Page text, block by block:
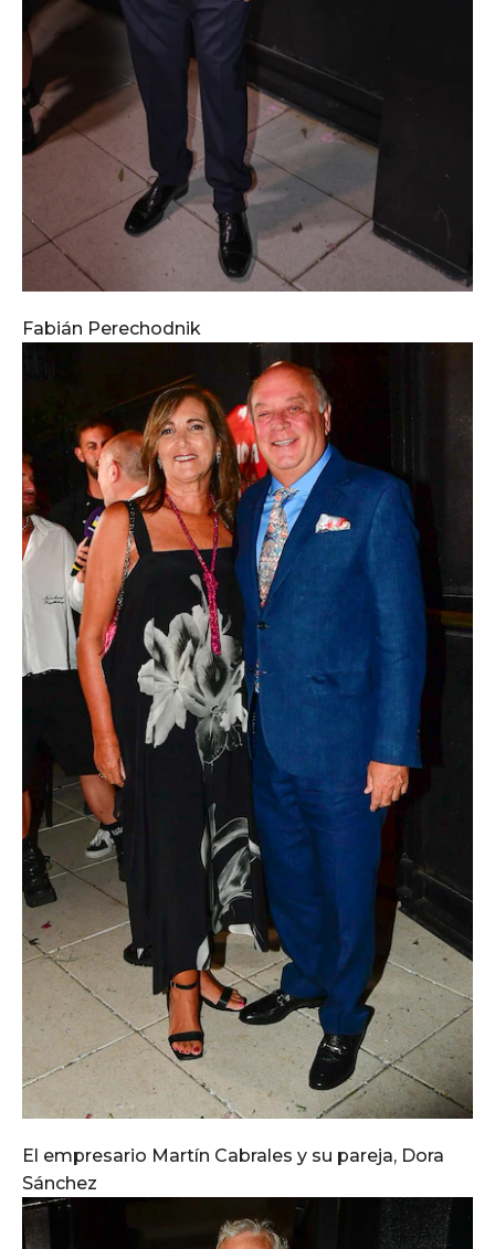
Fabián Perechodnik
El empresario Martín Cabrales y su pareja, Dora
Sánchez